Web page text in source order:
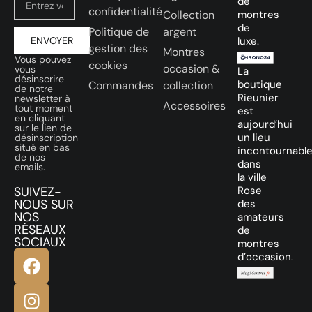
ENVOYER
Vous pouvez
vous
désinscrire
de notre
newsletter à
tout moment
en cliquant
sur le lien de
désinscription
situé en bas
de nos
emails.
SUIVEZ-
NOUS SUR
NOS
RÉSEAUX
SOCIAUX
confidentialité
Politique de
gestion des
cookies
Commandes
Collection
argent
Montres
occasion &
collection
Accessoires
montres
de
luxe.
La
boutique
Rieunier
est
aujourd’hui
un lieu
incontournable
dans
la ville
Rose
des
amateurs
de
montres
d’occasion.